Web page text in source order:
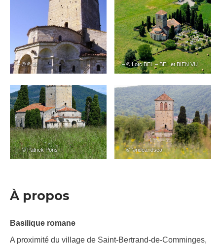
– © © dr – © Loïc BEL – BEL et BIEN VU
– © Patrick Pons – © ©rideandsea
À propos
Basilique romane
A proximité du village de Saint-Bertrand-de-Comminges,